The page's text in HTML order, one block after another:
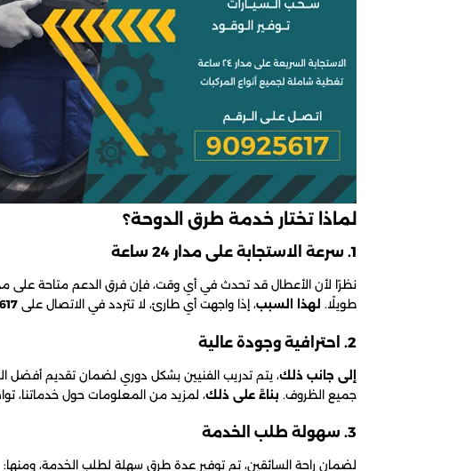
لماذا تختار خدمة طرق الدوحة؟
1. سرعة الاستجابة على مدار 24 ساعة
نظرًا لأن الأعطال قد تحدث في أي وقت، فإن فرق الدعم متاحة على
طويلًا. لهذا السبب، إذا واجهت أي طارئ، لا تتردد في الاتصال على
2. احترافية وجودة عالية
إلى جانب ذلك، يتم تدريب الفنيين بشكل دوري لضمان تقديم أفضل
جميع الظروف. بناءً على ذلك، لمزيد من المعلومات حول خدماتنا،
3. سهولة طلب الخدمة
لضمان راحة السائقين، تم توفير عدة طرق سهلة لطلب الخدمة، ومنها: